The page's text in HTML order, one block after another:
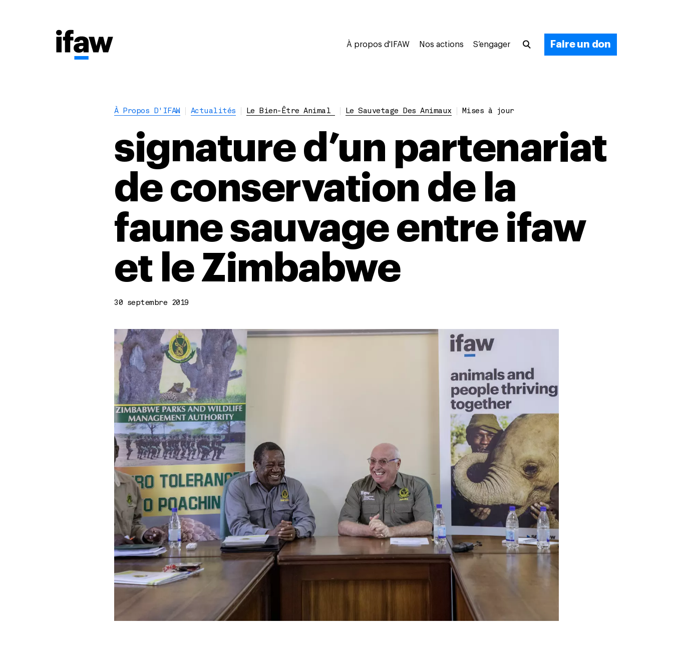
À propos d'IFAW Nos actions S’engager Faire un don
À Propos D'IFAW Actualités Le Bien-Être Animal Le Sauvetage Des Animaux Mises à jour
signature d’un partenariat
de conservation de la
faune sauvage entre ifaw
et le Zimbabwe
30 septembre 2019